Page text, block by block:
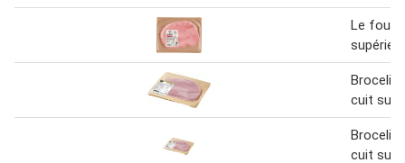
Le foue
cuit
cuit